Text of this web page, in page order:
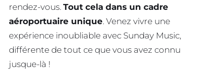
rendez-vous. Tout cela dans un cadre
aéroportuaire unique. Venez vivre une
expérience inoubliable avec Sunday Music,
différente de tout ce que vous avez connu
jusque-là !